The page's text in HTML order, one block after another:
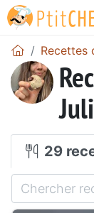
Recettes
29